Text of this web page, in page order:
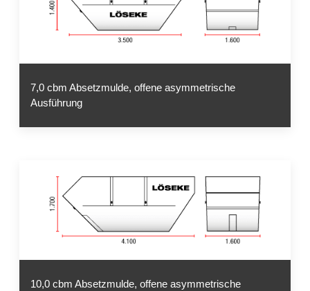
7,0 cbm Absetzmulde, offene asymmetrische
Ausführung
10,0 cbm Absetzmulde, offene asymmetrische